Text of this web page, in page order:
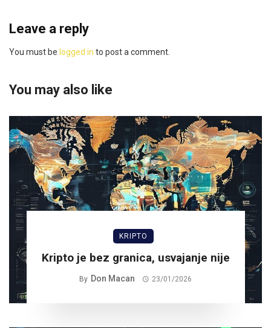
Leave a reply
You must be logged in to post a comment.
You may also like
KRIPTO
Kripto je bez granica, usvajanje nije
By Don Macan 23/01/2026